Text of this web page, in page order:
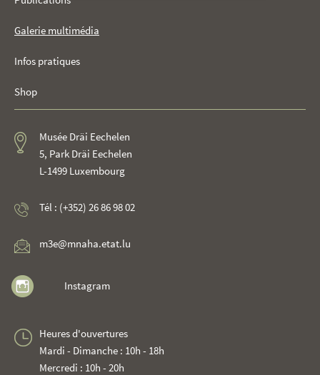
Galerie multimédia
Infos pratiques
Shop
Musée Dräi Eechelen
5, Park Dräi Eechelen
L-1499 Luxembourg
Tél : (+352) 26 86 98 02
m3e@mnaha.etat.lu
Instagram
Heures d'ouvertures
Mardi - Dimanche : 10h - 18h
Mercredi : 10h - 20h